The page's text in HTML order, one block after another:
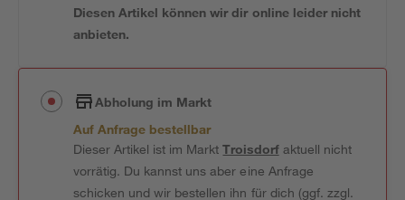
Diesen Artikel können wir dir online leider nicht
anbieten.
Abholung im Markt
Auf Anfrage bestellbar
Dieser Artikel ist im MarktTroisdorfaktuell nicht
vorrätig. Du kannst uns aber eine Anfrage
schicken und wir bestellen ihn für dich (ggf. zzgl.